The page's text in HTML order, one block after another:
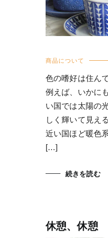
商品について
色の嗜好は住ん
例えば、いかに
い国では太陽の
しく輝いて見え
近い国ほど暖色
[…]
続きを読む
休憩、休憩